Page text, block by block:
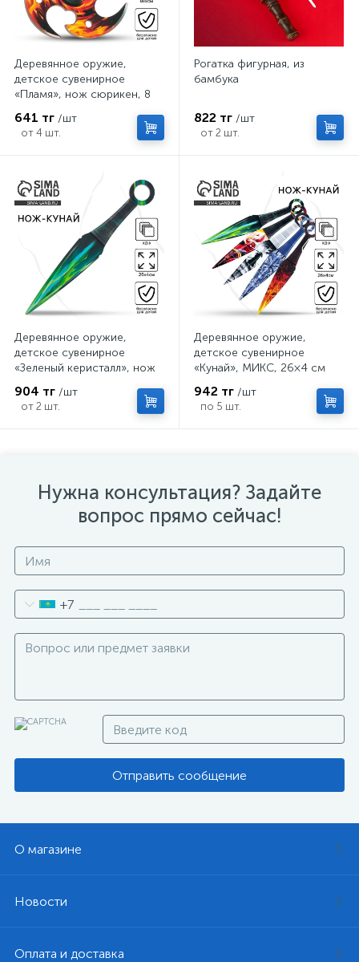
Деревянное оружие,
детское сувенирное
«Пламя», нож сюрикен, 8
641 тг /шт
от 4 шт.
Рогатка фигурная, из
бамбука
822 тг /шт
от 2 шт.
Деревянное оружие,
детское сувенирное
«Зеленый керисталл», нож
904 тг /шт
от 2 шт.
Деревянное оружие,
детское сувенирное
«Кунай», МИКС, 26×4 см
942 тг /шт
по 5 шт.
Нужна консультация? Задайте
вопрос прямо сейчас!
+7
Отправить сообщение
О магазине
Новости
Оплата и доставка